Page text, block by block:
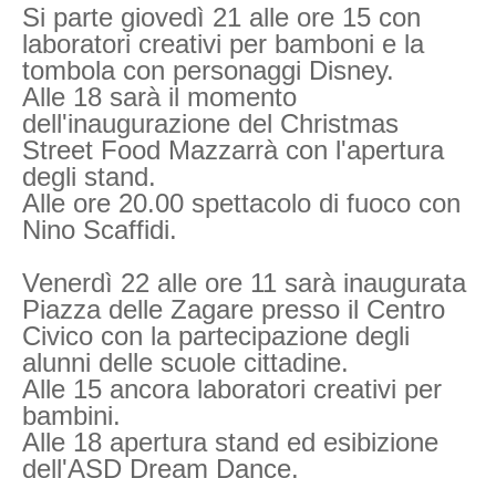
Si parte giovedì 21 alle ore 15 con
laboratori creativi per bamboni e la
tombola con personaggi Disney.
Alle 18 sarà il momento
dell'inaugurazione del Christmas
Street Food Mazzarrà con l'apertura
degli stand.
Alle ore 20.00 spettacolo di fuoco con
Nino Scaffidi.
Venerdì 22 alle ore 11 sarà inaugurata
Piazza delle Zagare presso il Centro
Civico con la partecipazione degli
alunni delle scuole cittadine.
Alle 15 ancora laboratori creativi per
bambini.
Alle 18 apertura stand ed esibizione
dell'ASD Dream Dance.